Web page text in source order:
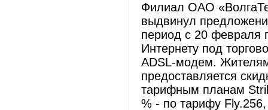
Филиал ОАО
выдвинул
период с 20 февраля
Интернету под
ADSL-модем.
предоставляется
тарифным планам
% - по тарифу